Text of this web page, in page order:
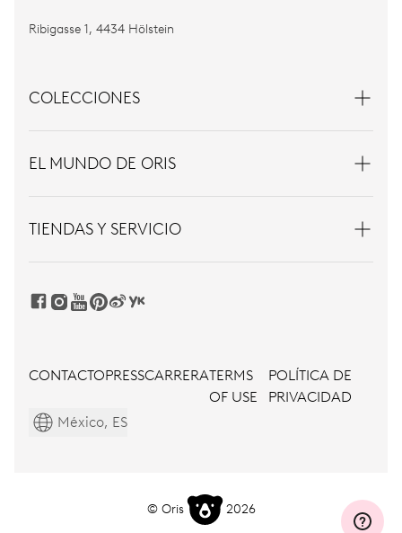
Ribigasse 1, 4434 Hölstein
COLECCIONES
EL MUNDO DE ORIS
TIENDAS Y SERVICIO
CONTACTOPRESSCARRERATERMS
OF USE
POLÍTICA DE
PRIVACIDAD
México, ES
© Oris 2026